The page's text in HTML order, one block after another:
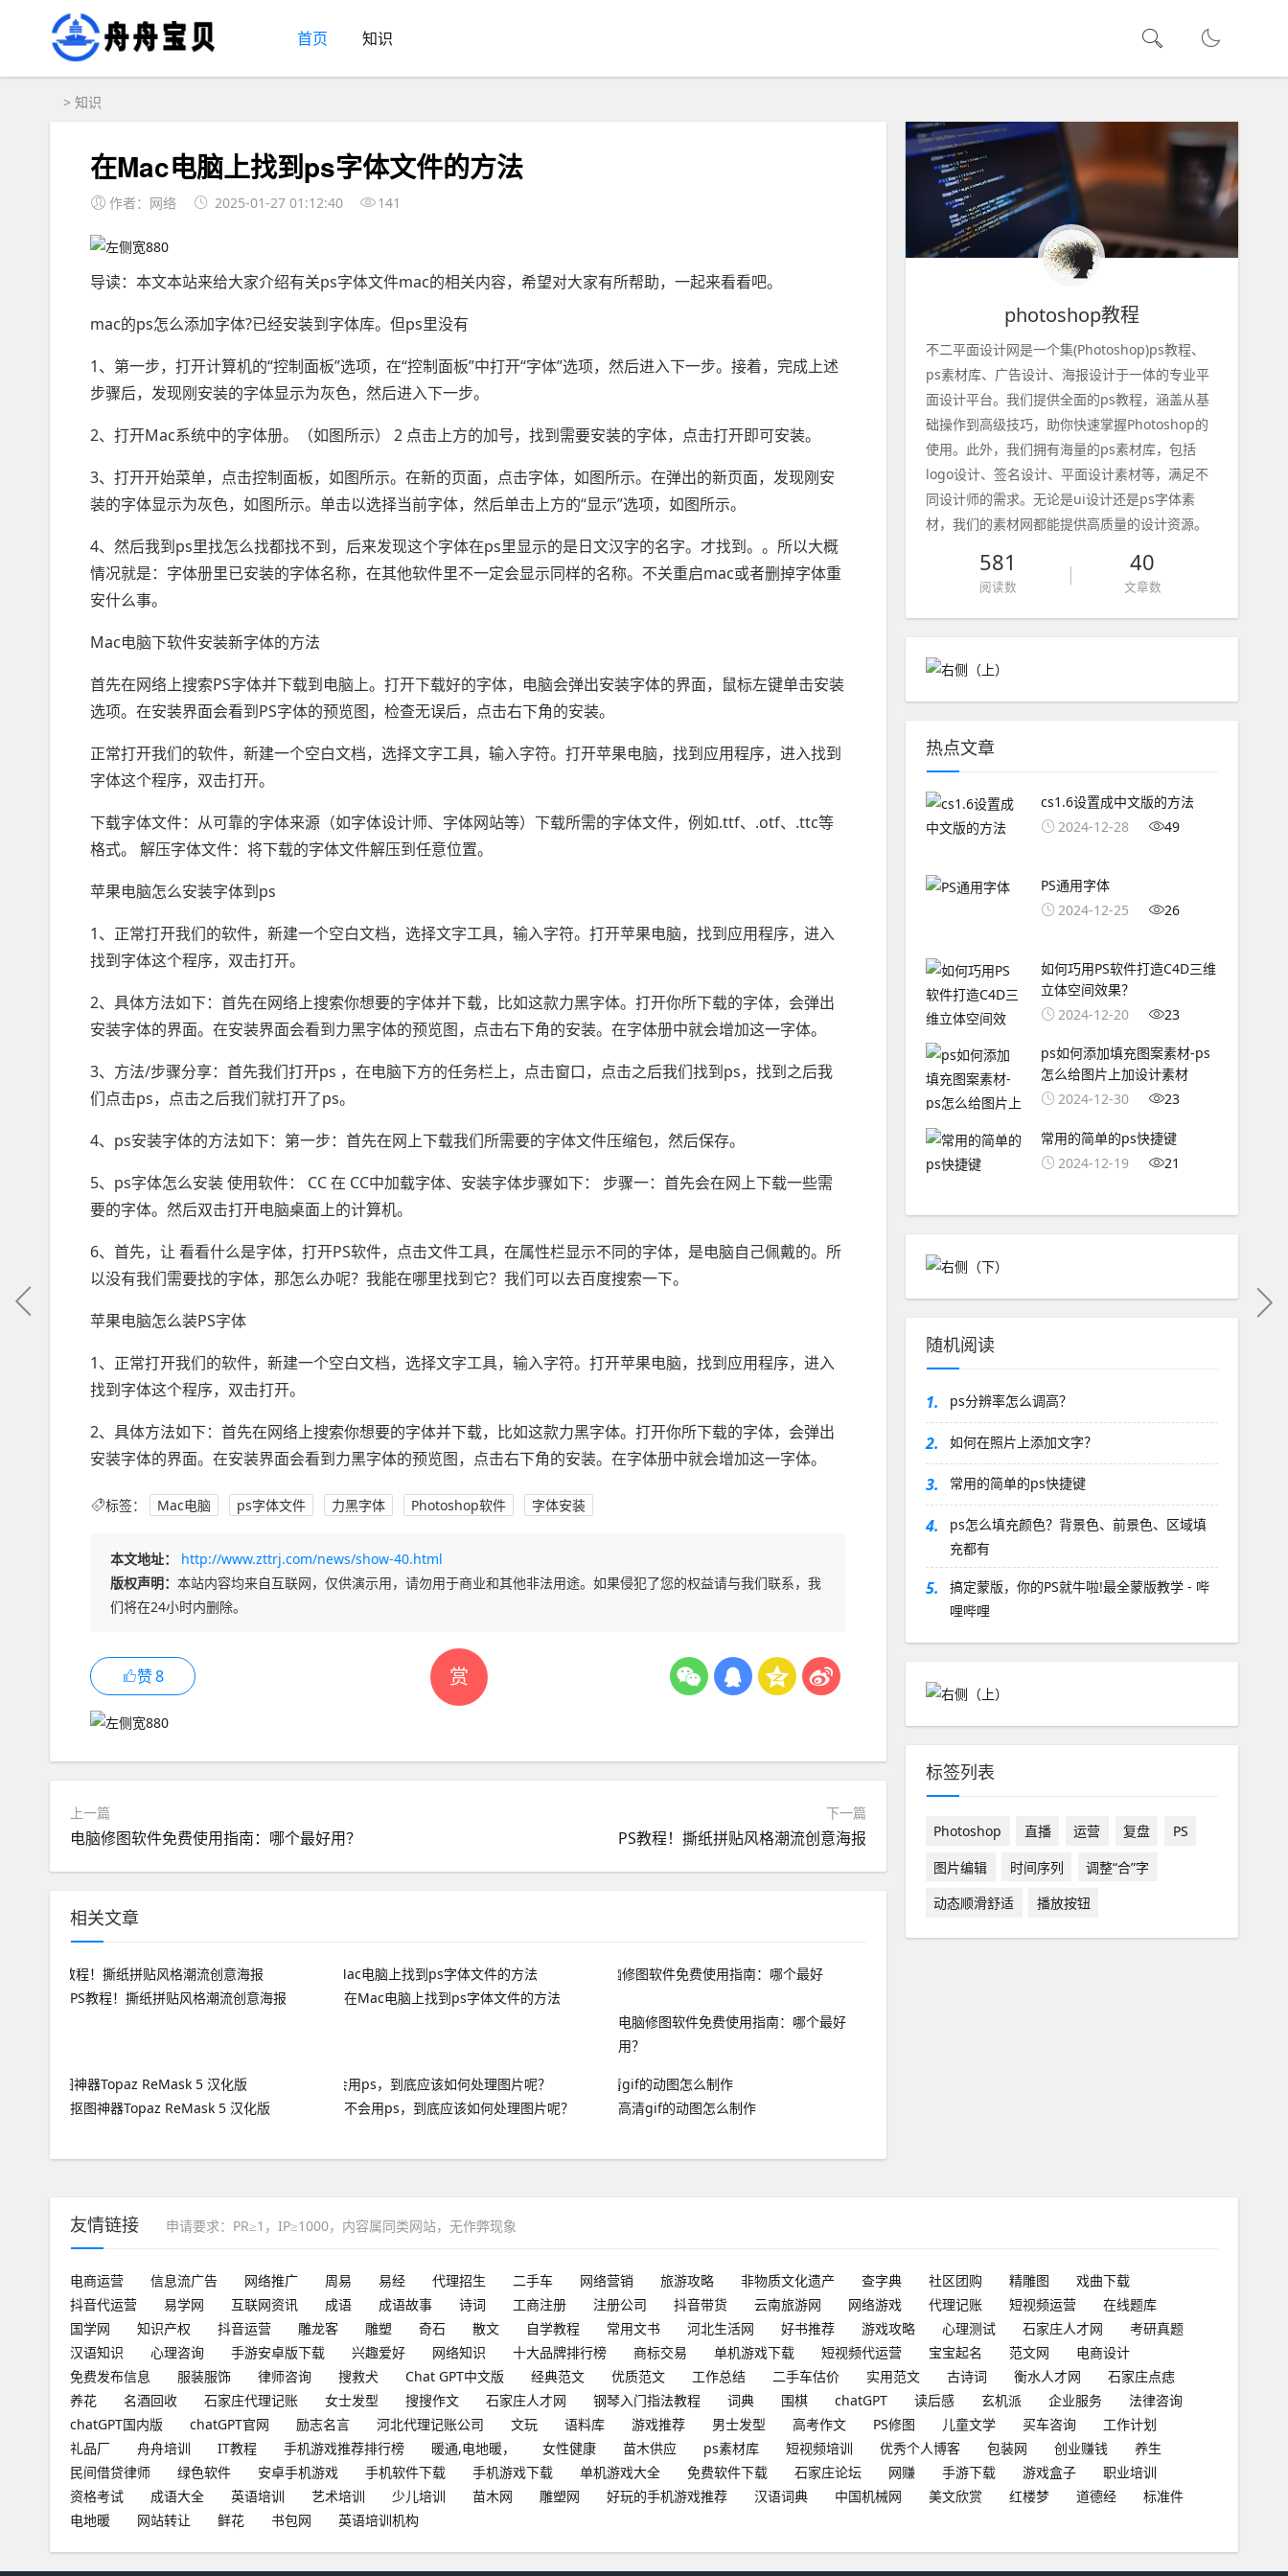
首页 知识
> 知识
在Mac电脑上找到ps字体文件的方法
作者：网络 2025-01-27 01:12:40 141
导读：本文本站来给大家介绍有关ps字体文件mac的相关内容，希望对大家有所帮助，一起来看看吧。
mac的ps怎么添加字体?已经安装到字体库。但ps里没有
1、第一步，打开计算机的“控制面板”选项，在“控制面板”中打开“字体”选项，然后进入下一步。接着，完成上述
步骤后，发现刚安装的字体显示为灰色，然后进入下一步。
2、打开Mac系统中的字体册。（如图所示） 2 点击上方的加号，找到需要安装的字体，点击打开即可安装。
3、打开开始菜单，点击控制面板，如图所示。在新的页面，点击字体，如图所示。在弹出的新页面，发现刚安
装的字体显示为灰色，如图所示。单击以选择当前字体，然后单击上方的“显示”选项，如图所示。
4、然后我到ps里找怎么找都找不到，后来发现这个字体在ps里显示的是日文汉字的名字。才找到。。所以大概
情况就是：字体册里已安装的字体名称，在其他软件里不一定会显示同样的名称。不关重启mac或者删掉字体重
安什么事。
Mac电脑下软件安装新字体的方法
首先在网络上搜索PS字体并下载到电脑上。打开下载好的字体，电脑会弹出安装字体的界面，鼠标左键单击安装
选项。在安装界面会看到PS字体的预览图，检查无误后，点击右下角的安装。
正常打开我们的软件，新建一个空白文档，选择文字工具，输入字符。打开苹果电脑，找到应用程序，进入找到
字体这个程序，双击打开。
下载字体文件：从可靠的字体来源（如字体设计师、字体网站等）下载所需的字体文件，例如.ttf、.otf、.ttc等
格式。 解压字体文件：将下载的字体文件解压到任意位置。
苹果电脑怎么安装字体到ps
1、正常打开我们的软件，新建一个空白文档，选择文字工具，输入字符。打开苹果电脑，找到应用程序，进入
找到字体这个程序，双击打开。
2、具体方法如下：首先在网络上搜索你想要的字体并下载，比如这款力黑字体。打开你所下载的字体，会弹出
安装字体的界面。在安装界面会看到力黑字体的预览图，点击右下角的安装。在字体册中就会增加这一字体。
3、方法/步骤分享：首先我们打开ps ，在电脑下方的任务栏上，点击窗口，点击之后我们找到ps，找到之后我
们点击ps，点击之后我们就打开了ps。
4、ps安装字体的方法如下：第一步：首先在网上下载我们所需要的字体文件压缩包，然后保存。
5、ps字体怎么安装 使用软件： CC 在 CC中加载字体、安装字体步骤如下： 步骤一：首先会在网上下载一些需
要的字体。然后双击打开电脑桌面上的计算机。
6、首先，让 看看什么是字体，打开PS软件，点击文件工具，在属性栏显示不同的字体，是电脑自己佩戴的。所
以没有我们需要找的字体，那怎么办呢？我能在哪里找到它？我们可以去百度搜索一下。
苹果电脑怎么装PS字体
1、正常打开我们的软件，新建一个空白文档，选择文字工具，输入字符。打开苹果电脑，找到应用程序，进入
找到字体这个程序，双击打开。
2、具体方法如下：首先在网络上搜索你想要的字体并下载，比如这款力黑字体。打开你所下载的字体，会弹出
安装字体的界面。在安装界面会看到力黑字体的预览图，点击右下角的安装。在字体册中就会增加这一字体。
标签： Mac电脑 ps字体文件 力黑字体 Photoshop软件 字体安装
赏
本文地址：
http://www.zttrj.com/news/show-40.html
版权声明： 本站内容均来自互联网，仅供演示用，请勿用于商业和其他非法用途。如果侵犯了您的权益请与我们联系，我
们将在24小时内删除。
赞8
上一篇
电脑修图软件免费使用指南：哪个最好用？
下一篇
PS教程！撕纸拼贴风格潮流创意海报
相关文章
PS教程！撕纸拼贴风格潮流创意海报
在Mac电脑上找到ps字体文件的方法
电脑修图软件免费使用指南：哪个最好
用？
抠图神器Topaz ReMask 5 汉化版 不会用ps，到底应该如何处理图片呢？ 高清gif的动图怎么制作
photoshop教程
不二平面设计网是一个集(Photoshop)ps教程、
ps素材库、广告设计、海报设计于一体的专业平
面设计平台。我们提供全面的ps教程，涵盖从基
础操作到高级技巧，助你快速掌握Photoshop的
使用。此外，我们拥有海量的ps素材库，包括
logo设计、签名设计、平面设计素材等，满足不
同设计师的需求。无论是ui设计还是ps字体素
材，我们的素材网都能提供高质量的设计资源。
581
阅读数
40
文章数
热点文章
cs1.6设置成中文版的方法
2024-12-28
49
PS通用字体
2024-12-25
26
如何巧用PS软件打造C4D三维
立体空间效果？
2024-12-20
23
ps如何添加填充图案素材-ps
怎么给图片上加设计素材
2024-12-30
23
常用的简单的ps快捷键
2024-12-19
21
随机阅读
1. ps分辨率怎么调高？
2. 如何在照片上添加文字？
3. 常用的简单的ps快捷键
4.
ps怎么填充颜色？背景色、前景色、区域填
充都有
5.
搞定蒙版，你的PS就牛啦!最全蒙版教学 - 哔
哩哔哩
标签列表
Photoshop 直播 运营 复盘
PS
图片编辑
时间序列
调整“合”字
动态顺滑舒适
播放按钮
友情链接 申请要求：PR≥1，IP≥1000，内容属同类网站，无作弊现象
电商运营 信息流广告 网络推广 周易 易经 代理招生 二手车 网络营销 旅游攻略 非物质文化遗产 查字典 社区团购 精雕图
戏曲下载
抖音代运营
易学网 互联网资讯 成语 成语故事 诗词 工商注册 注册公司 抖音带货 云南旅游网 网络游戏 代理记账 短视频运营
在线题库
国学网
知识产权 抖音运营 雕龙客 雕塑 奇石 散文 自学教程 常用文书 河北生活网 好书推荐 游戏攻略 心理测试 石家庄人才网
考研真题
汉语知识
心理咨询 手游安卓版下载 兴趣爱好 网络知识 十大品牌排行榜 商标交易 单机游戏下载 短视频代运营 宝宝起名 范文网
电商设计
免费发布信息
服装服饰 律师咨询 搜救犬 Chat GPT中文版 经典范文 优质范文 工作总结 二手车估价 实用范文 古诗词 衡水人才网
石家庄点痣
养花
名酒回收 石家庄代理记账 女士发型 搜搜作文 石家庄人才网 钢琴入门指法教程 词典 围棋 chatGPT 读后感 玄机派 企业服务
法律咨询
chatGPT国内版
chatGPT官网 励志名言 河北代理记账公司 文玩 语料库 游戏推荐 男士发型 高考作文 PS修图 儿童文学 买车咨询
工作计划
礼品厂
舟舟培训 IT教程 手机游戏推荐排行榜 暖通,电地暖， 女性健康 苗木供应 ps素材库 短视频培训 优秀个人博客 包装网 创业赚钱
养生
民间借贷律师
绿色软件 安卓手机游戏 手机软件下载 手机游戏下载 单机游戏大全 免费软件下载 石家庄论坛 网赚 手游下载 游戏盒子
职业培训
资格考试
成语大全 英语培训 艺术培训 少儿培训 苗木网 雕塑网 好玩的手机游戏推荐 汉语词典 中国机械网 美文欣赏 红楼梦 道德经
标准件
电地暖
网站转让 鲜花 书包网 英语培训机构